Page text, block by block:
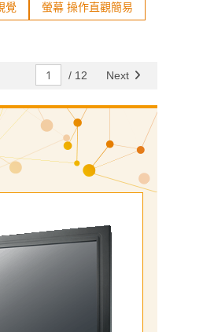
覺 螢幕 操作直觀簡易
/ 12 Next